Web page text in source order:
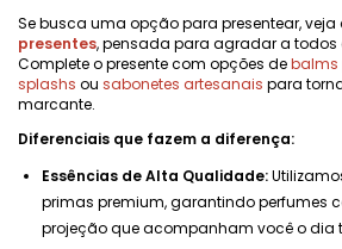
Se busca uma opção para presentear,
presentes, pensada para agradar a todos
Complete o presente com opções debalms
splashs ou sabonetes artesanais para
marcante.
Diferenciais que fazem a diferença:
Essências de Alta Qualidade:
primas premium, garantindo perfumes
projeção que acompanham você o dia